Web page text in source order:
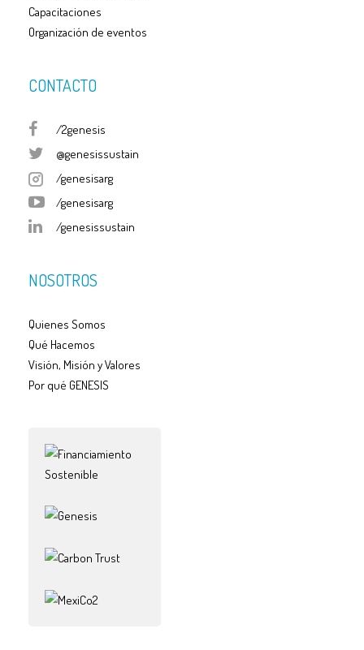
Capacitaciones
Organización de eventos
CONTACTO
/2genesis
@genesissustain
/genesisarg
/genesisarg
/genesissustain
NOSOTROS
Quienes Somos
Qué Hacemos
Visión, Misión y Valores
Por qué GENESIS